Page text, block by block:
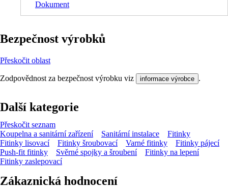
Dokument
Bezpečnost výrobků
Přeskočit oblast
Zodpovědnost za bezpečnost výrobku viz informace výrobce .
Další kategorie
Přeskočit seznam
Koupelna a sanitární zařízení
Sanitární instalace
Fitinky
Fitinky lisovací
Fitinky šroubovací Varné fitinky
Fitinky pájecí
Push-fit fitinky
Svěrné spojky a šroubení
Fitinky na lepení
Fitinky zaslepovací
Zákaznická hodnocení